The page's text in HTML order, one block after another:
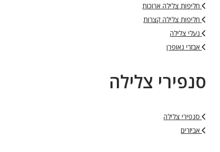
חליפות צלילה ארוכות
חליפות צלילה קצרות
נעלי צלילה
אבזרי נאופרן
סנפירי צלילה
סנפירי צלילה
אביזרים